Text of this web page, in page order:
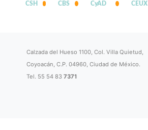
CSH CBS CyAD CEUX
Calzada del Hueso 1100, Col. Villa Quietud,
Coyoacán, C.P. 04960, Ciudad de México.
Tel. 55 54 837371